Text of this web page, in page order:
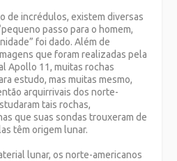
de incrédulos, existem diversas
passo para o homem,
foi dado. Além de
que foram realizadas pela
Apollo 11, muitas rochas
estudo, mas muitas mesmo,
arquirrivais dos norte-
tais rochas,
que suas sondas trouxeram de
têm origem lunar.
lunar, os norte-americanos